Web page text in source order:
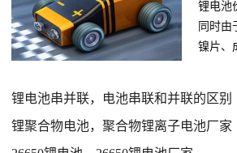
锂电池
同时由
镍片、
锂电池串并联，电池串联和并联的区别
锂聚合物电池，聚合物锂离子电池厂家